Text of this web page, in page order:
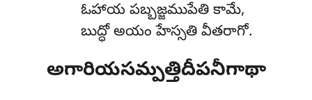
ఓహాయ పబ్బజ్జముపేతి కామే,
బుద్ధో అయం హేస్సతి వీతరాగో.
అగారియసమ్పత్తిదీపనీగాథా